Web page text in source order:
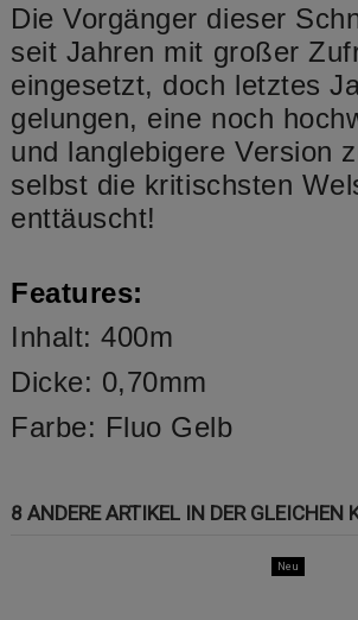
Die Vorgänger dieser
seit Jahren mit großer
eingesetzt, doch letztes
gelungen, eine noch
und langlebigere Version
selbst die kritischsten
enttäuscht!
Features:
Inhalt: 400m
Dicke: 0,70mm
Farbe: Fluo Gelb
8 ANDERE ARTIKEL IN DER GLEICHEN
Neu